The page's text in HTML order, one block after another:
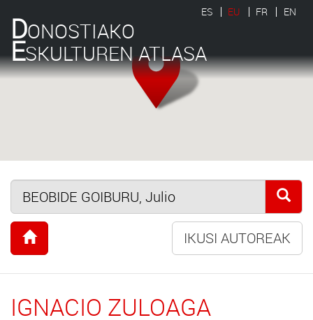
DONOSTIAKO
ESKULTUREN ATLASA
ES EU FR EN
IKUSI AUTOREAK
IGNACIO ZULOAGA